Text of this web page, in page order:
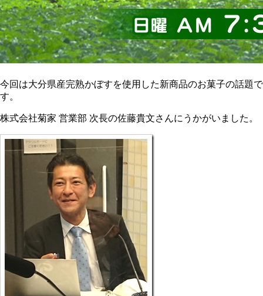
今回は大分県産完熟かぼすを使用した新商品のお菓子の話題で
す。
株式会社菊家 営業部 次長の佐藤貴文さんにうかがいました。